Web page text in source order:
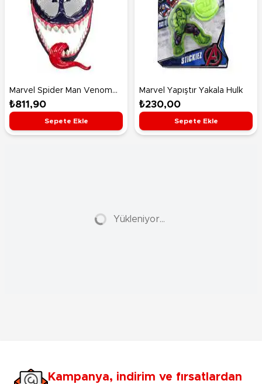
Marvel Spider Man Venom
Maske G0729
₺811,90
Sepete Ekle
Marvel Yapıştır Yakala Hulk
₺230,00
Sepete Ekle
Yükleniyor...
Kampanya, indirim ve fırsatlardan